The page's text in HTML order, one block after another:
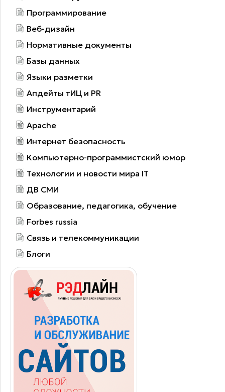
Программирование
Веб-дизайн
Нормативные документы
Базы данных
Языки разметки
Апдейты тИЦ и PR
Инструментарий
Apache
Интернет безопасность
Компьютерно-программистский юмор
Технологии и новости мира IT
ДВ СМИ
Образование, педагогика, обучение
Forbes russia
Связь и телекоммуникации
Блоги